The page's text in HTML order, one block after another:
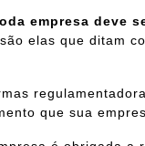
empresa deve
são elas que ditam
que sua